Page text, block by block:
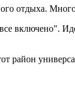
отдыха.
включено".
район